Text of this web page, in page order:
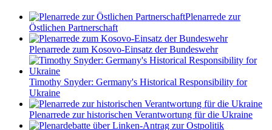
Plenarrede zur
Östlichen Partnerschaft
Plenarrede zum Kosovo-Einsatz der Bundeswehr
Timothy Snyder: Germany's Historical Responsibility for
Ukraine
Plenarrede zur historischen Verantwortung für die Ukraine